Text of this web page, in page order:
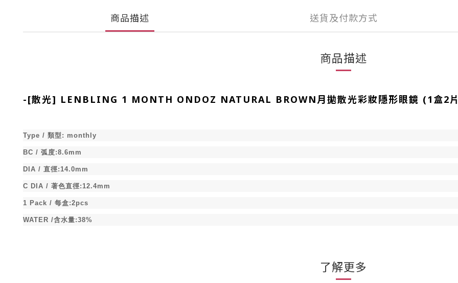
商品描述 送貨及付款方式
商品描述
-[散光] LENBLING 1 MONTH ONDOZ NATURAL BROWN月拋散光彩妝隱形眼鏡 (1盒2
Type / 類型 : monthly
BC / 弧度:8.6mm
DIA / 直徑:14.0mm
C DIA / 著色直徑:12.4mm
1 Pack / 每盒:2pcs
WATER /含水量:38%
了解更多